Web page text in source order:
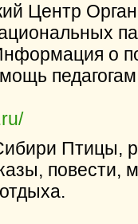
Центр
о
педагогам
Птицы,
повести,